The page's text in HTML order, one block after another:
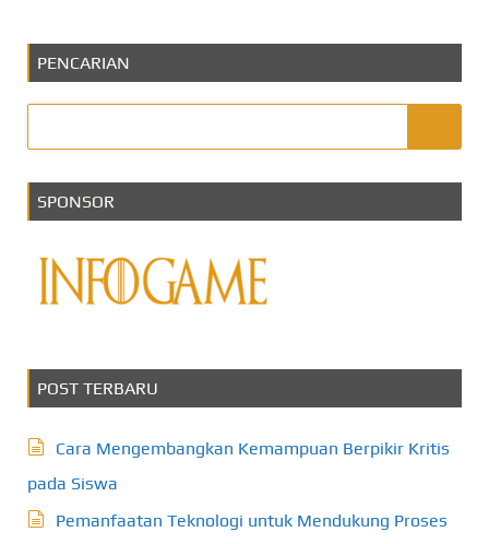
PENCARIAN
SPONSOR
POST TERBARU
Cara Mengembangkan Kemampuan Berpikir Kritis
pada Siswa
Pemanfaatan Teknologi untuk Mendukung Proses